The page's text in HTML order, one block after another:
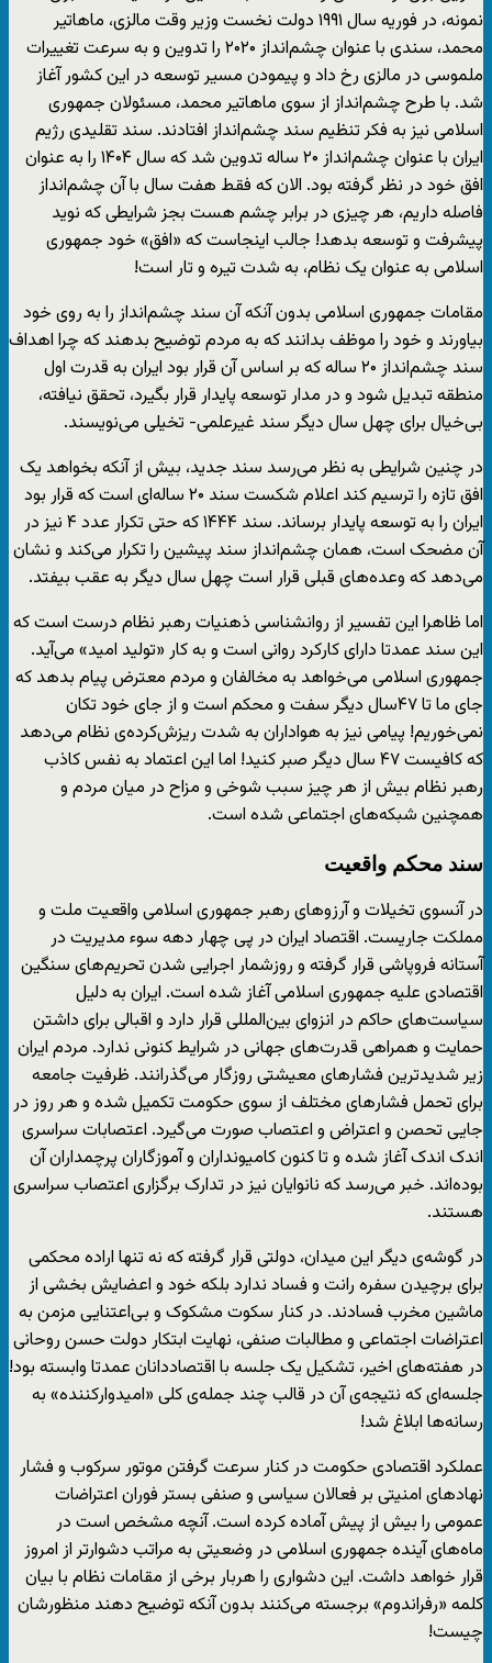
نمونه، در فوریه سال ۱۹۹۱ دولت نخست وزیر وقت مالزی، ماهاتیر
محمد، سندی با عنوان چشم‌انداز ۲۰۲۰ را تدوین و به سرعت تغییرات
ملموسی در مالزی رخ داد و پیمودن مسیر توسعه در این کشور آغاز
شد. با طرح چشم‌انداز از سوی ماهاتیر محمد، مسئولان جمهوری
اسلامی نیز به فکر تنظیم سند چشم‌انداز افتادند. سند تقلیدی رژیم
ایران با عنوان چشم‌انداز ۲۰ ساله تدوین شد که سال ۱۴۰۴ را به عنوان
افق خود در نظر گرفته بود. الان که فقط هفت سال با آن چشم‌انداز
فاصله داریم، هر چیزی در برابر چشم هست بجز شرایطی که نوید
پیشرفت و توسعه بدهد! جالب اینجاست که «افق» خود جمهوری
اسلامی به عنوان یک نظام، به شدت تیره و تار است!
مقامات جمهوری اسلامی بدون آنکه آن سند چشم‌انداز را به روی خود
بیاورند و خود را موظف بدانند که به مردم توضیح بدهند که چرا اهداف
سند چشم‌انداز ۲۰ ساله که بر اساس آن قرار بود ایران به قدرت اول
منطقه تبدیل شود و در مدار توسعه پایدار قرار بگیرد، تحقق نیافته،
بی‌خیال برای چهل سال دیگر سند غیرعلمی- تخیلی می‌نویسند.
در چنین شرایطی به نظر می‌رسد سند جدید، بیش از آنکه بخواهد یک
افق تازه را ترسیم کند اعلام شکست سند ۲۰ ساله‌ای است که قرار بود
ایران را به توسعه پایدار برساند. سند ۱۴۴۴ که حتی تکرار عدد ۴ نیز در
آن مضحک است، همان چشم‌انداز سند پیشین را تکرار می‌کند و نشان
می‌دهد که وعده‌های قبلی قرار است چهل سال دیگر به عقب بیفتد.
اما ظاهرا این تفسیر از روانشناسی ذهنیات رهبر نظام درست است که
این سند عمدتا دارای کارکرد روانی‌ است و به کار «تولید امید» می‌آید.
جمهوری اسلامی می‌خواهد به مخالفان و مردم معترض پیام بدهد که
جای ما تا ۴۷سال دیگر سفت و محکم است و از جای خود تکان
نمی‌خوریم! پیامی نیز به هواداران به شدت ریزش‌کرده‌ی نظام می‌دهد
که کافیست ۴۷ سال دیگر صبر کنید! اما این اعتماد به نفس کاذب
رهبر نظام بیش از هر چیز سبب شوخی و مزاح در میان مردم و
همچنین شبکه‌های اجتماعی شده است.
سند محکم واقعیت
در آنسوی تخیلات و آرزوهای رهبر جمهوری اسلامی واقعیت ملت و
مملکت جاریست. اقتصاد ایران در پی چهار دهه سوء مدیریت در
آستانه فروپاشی قرار گرفته و روزشمار اجرایی شدن تحریم‌های سنگین
اقتصادی علیه جمهوری اسلامی آغاز شده است. ایران به دلیل
سیاست‌های حاکم در انزوای بین‌المللی قرار دارد و اقبالی برای داشتن
حمایت و همراهی قدرت‌های جهانی در شرایط کنونی ندارد. مردم ایران
زیر شدیدترین فشارهای معیشتی روزگار می‌گذرانند. ظرفیت جامعه
برای تحمل فشارهای مختلف از سوی حکومت تکمیل شده و هر روز در
جایی تحصن و اعتراض و اعتصاب صورت می‌گیرد. اعتصابات سراسری
اندک اندک آغاز شده و تا کنون کامیونداران و آموزگاران پرچمداران آن
بوده‌اند. خبر می‌رسد که نانوایان نیز در تدارک برگزاری اعتصاب سراسری
هستند.
در گوشه‌ی دیگر این میدان، دولتی قرار گرفته که نه تنها اراده محکمی
برای برچیدن سفره رانت و فساد ندارد بلکه خود و اعضایش بخشی از
ماشین مخرب فسادند. در کنار سکوت مشکوک و بی‌اعتنایی مزمن به
اعتراضات اجتماعی و مطالبات صنفی، نهایت ابتکار دولت حسن روحانی
در هفته‌های اخیر، تشکیل یک جلسه با اقتصاددانان عمدتا وابسته بود!
جلسه‌ای که نتیجه‌ی آن در قالب چند جمله‌ی کلی «امیدوارکننده» به
رسانه‌ها ابلاغ شد!
عملکرد اقتصادی حکومت در کنار سرعت گرفتن موتور سرکوب و فشار
نهادهای امنیتی بر فعالان سیاسی و صنفی بستر فوران اعتراضات
عمومی را بیش از پیش آماده کرده است. آنچه مشخص است در
ماه‌های آینده جمهوری اسلامی در وضعیتی به مراتب دشوارتر از امروز
قرار خواهد داشت. این دشواری را هربار برخی از مقامات نظام با بیان
کلمه «رفراندوم» برجسته می‌کنند بدون آنکه توضیح دهند منظورشان
چیست!